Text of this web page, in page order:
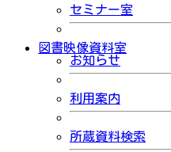
セミナー室
図書映像資料室
お知らせ
利用案内
所蔵資料検索